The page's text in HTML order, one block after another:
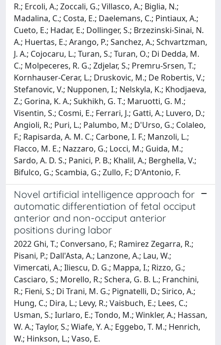
R.; Ercoli, A.; Zoccali, G.; Villasco, A.; Biglia, N.;
Madalina, C.; Costa, E.; Daelemans, C.; Pintiaux, A.;
Cueto, E.; Hadar, E.; Dollinger, S.; Brzezinski-Sinai, N.
A.; Huertas, E.; Arango, P.; Sanchez, A.; Schvartzman,
J. A.; Cojocaru, L.; Turan, S.; Turan, O.; Di Dedda, M.
C.; Molpeceres, R. G.; Zdjelar, S.; Premru-Srsen, T.;
Kornhauser-Cerar, L.; Druskovic, M.; De Robertis, V.;
Stefanovic, V.; Nupponen, I.; Nelskyla, K.; Khodjaeva,
Z.; Gorina, K. A.; Sukhikh, G. T.; Maruotti, G. M.;
Visentin, S.; Cosmi, E.; Ferrari, J.; Gatti, A.; Luvero, D.;
Angioli, R.; Puri, L.; Palumbo, M.; D'Urso, G.; Colaleo,
F.; Rapisarda, A. M. C.; Carbone, I. F.; Manzoli, L.;
Flacco, M. E.; Nazzaro, G.; Locci, M.; Guida, M.;
Sardo, A. D. S.; Panici, P. B.; Khalil, A.; Berghella, V.;
Bifulco, G.; Scambia, G.; Zullo, F.; D'Antonio, F.
Novel artificial intelligence approach for
automatic differentiation of fetal occiput
anterior and non-occiput anterior
positions during labor
2022 Ghi, T.; Conversano, F.; Ramirez Zegarra, R.;
Pisani, P.; Dall'Asta, A.; Lanzone, A.; Lau, W.;
Vimercati, A.; Iliescu, D. G.; Mappa, I.; Rizzo, G.;
Casciaro, S.; Morello, R.; Schera, G. B. L.; Franchini,
R.; Fieni, S.; Di Trani, M. G.; Pignatelli, D.; Sirico, A.;
Hung, C.; Dira, L.; Levy, R.; Vaisbuch, E.; Lees, C.;
Usman, S.; Iurlaro, E.; Tondo, M.; Winkler, A.; Hassan,
W. A.; Taylor, S.; Wiafe, Y. A.; Eggebo, T. M.; Henrich,
W.; Hinkson, L.; Vaso, E.